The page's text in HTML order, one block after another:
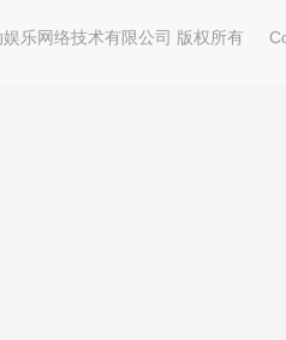
乐网络技术有限公司 版权所有